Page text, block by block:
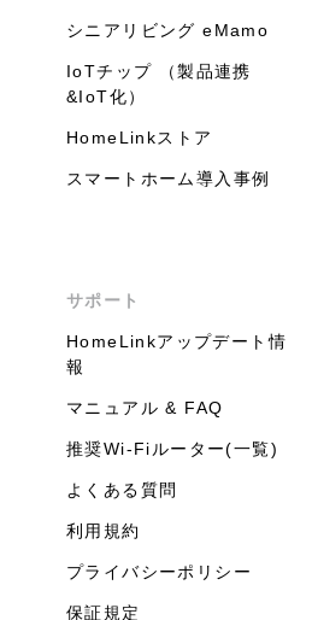
シニアリビング eMamo
IoTチップ （製品連携
&IoT化）
HomeLinkストア
スマートホーム導入事例
サポート
HomeLinkアップデート情
報
マニュアル & FAQ
推奨Wi-Fiルーター(一覧)
よくある質問
利用規約
プライバシーポリシー
保証規定